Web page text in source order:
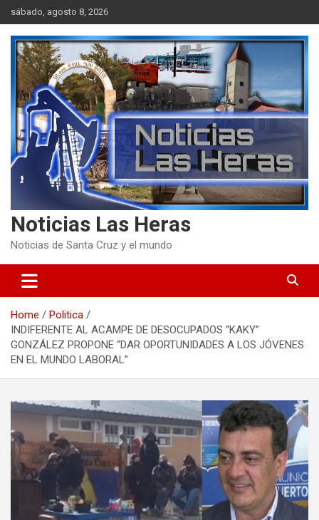
Skip
to
content
sábado, agosto 8, 2026
Noticias Las Heras
Noticias de Santa Cruz y el mundo
Home
Politica
INDIFERENTE AL ACAMPE DE DESOCUPADOS “KAKY”
GONZÁLEZ PROPONE “DAR OPORTUNIDADES A LOS JÓVENES
EN EL MUNDO LABORAL”